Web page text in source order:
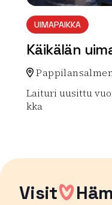
UIMAPAIKKA
Käikälän
Laituri uusittu
kka
Visit